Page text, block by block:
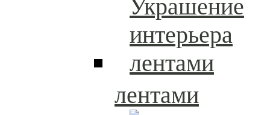
лентами